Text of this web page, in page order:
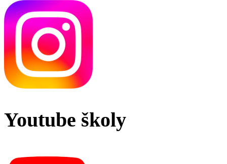
Youtube školy